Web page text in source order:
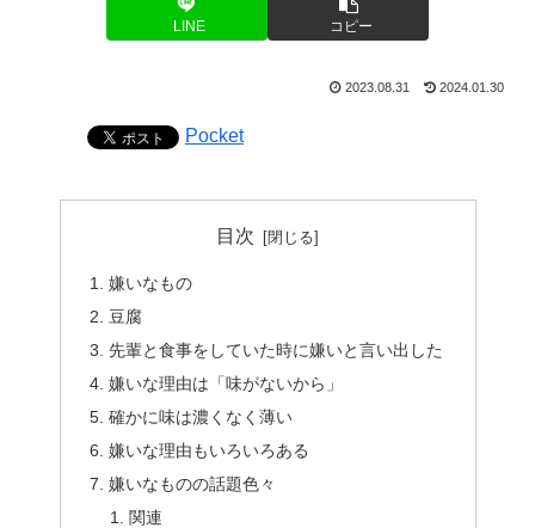
LINE コピー
2023.08.31 2024.01.30
Pocket
目次
嫌いなもの
豆腐
先輩と食事をしていた時に嫌いと言い出した
嫌いな理由は「味がないから」
確かに味は濃くなく薄い
嫌いな理由もいろいろある
嫌いなものの話題色々
関連